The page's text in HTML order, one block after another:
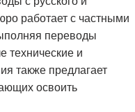
работает с частными
переводы
технические и
также предлагает
освоить